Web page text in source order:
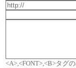
<A>,<FONT>,<B>タグ